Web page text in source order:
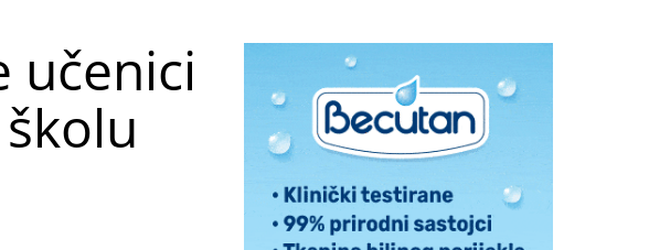
učenici